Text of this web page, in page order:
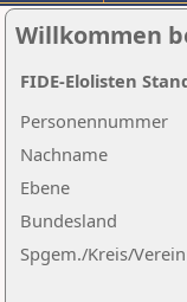
Willkommen
Nachname
Ebene
Personennummer
Bundesland
Spgem./Kreis/Verein
FIDE-Elolisten